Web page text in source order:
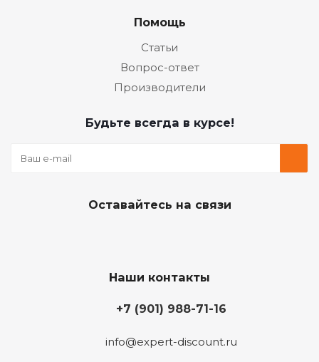
Помощь
Статьи
Вопрос-ответ
Производители
Будьте всегда в курсе!
Оставайтесь на связи
Наши контакты
+7 (901) 988-71-16
info@expert-discount.ru